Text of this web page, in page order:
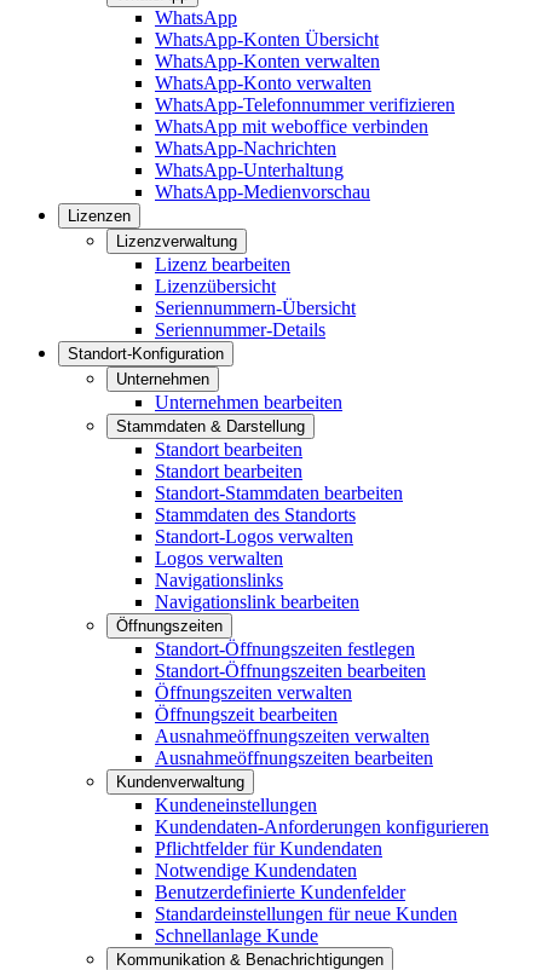
WhatsApp
WhatsApp-Konten Übersicht
WhatsApp-Konten verwalten
WhatsApp-Konto verwalten
WhatsApp-Telefonnummer verifizieren
WhatsApp mit weboffice verbinden
WhatsApp-Nachrichten
WhatsApp-Unterhaltung
WhatsApp-Medienvorschau
Lizenzen
Lizenzverwaltung
Lizenz bearbeiten
Lizenzübersicht
Seriennummern-Übersicht
Seriennummer-Details
Standort-Konfiguration
Unternehmen
Unternehmen bearbeiten
Stammdaten & Darstellung
Standort bearbeiten
Standort bearbeiten
Standort-Stammdaten bearbeiten
Stammdaten des Standorts
Standort-Logos verwalten
Logos verwalten
Navigationslinks
Navigationslink bearbeiten
Öffnungszeiten
Standort-Öffnungszeiten festlegen
Standort-Öffnungszeiten bearbeiten
Öffnungszeiten verwalten
Öffnungszeit bearbeiten
Ausnahmeöffnungszeiten verwalten
Ausnahmeöffnungszeiten bearbeiten
Kundenverwaltung
Kundeneinstellungen
Kundendaten-Anforderungen konfigurieren
Pflichtfelder für Kundendaten
Notwendige Kundendaten
Benutzerdefinierte Kundenfelder
Standardeinstellungen für neue Kunden
Schnellanlage Kunde
Kommunikation & Benachrichtigungen